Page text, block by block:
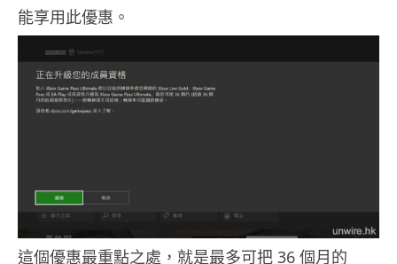
能享用此優惠。
這個優惠最重點之處，就是最多可把 36 個月的